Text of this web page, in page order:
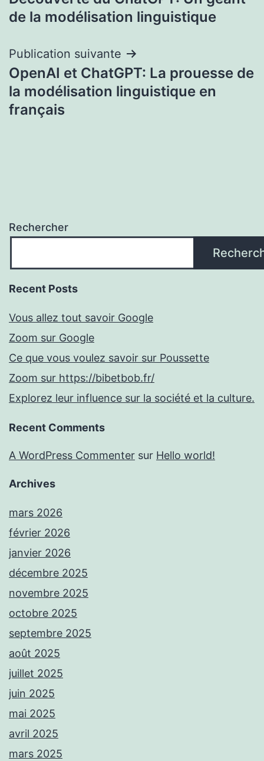
de
de la modélisation linguistique
Publication suivante
OpenAI et ChatGPT: La prouesse de
la modélisation linguistique en
français
Rechercher
Recent Posts
Vous allez tout savoir Google
Zoom sur Google
Ce que vous voulez savoir sur Poussette
Zoom sur https://bibetbob.fr/
Explorez leur influence sur la société et la culture.
Recent Comments
A WordPress Commenter sur Hello world!
Archives
mars 2026
février 2026
janvier 2026
décembre 2025
novembre 2025
octobre 2025
septembre 2025
août 2025
juillet 2025
juin 2025
mai 2025
avril 2025
mars 2025